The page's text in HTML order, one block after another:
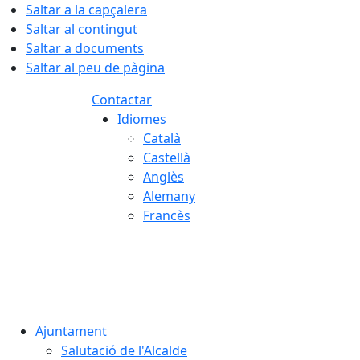
Saltar a la capçalera
Saltar al contingut
Saltar a documents
Saltar al peu de pàgina
Contactar
Idiomes
Català
Castellà
Anglès
Alemany
Francès
Ajuntament
Salutació de l'Alcalde